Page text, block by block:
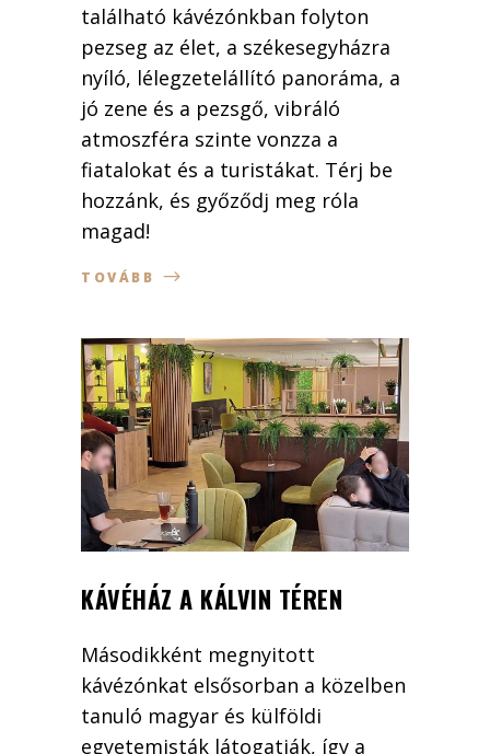
található kávézónkban folyton
pezseg az élet, a székesegyházra
nyíló, lélegzetelállító panoráma, a
jó zene és a pezsgő, vibráló
atmoszféra szinte vonzza a
fiatalokat és a turistákat. Térj be
hozzánk, és győződj meg róla
magad!
TOVÁBB
KÁVÉHÁZ A KÁLVIN TÉREN
Másodikként megnyitott
kávézónkat elsősorban a közelben
tanuló magyar és külföldi
egyetemisták látogatják, így a